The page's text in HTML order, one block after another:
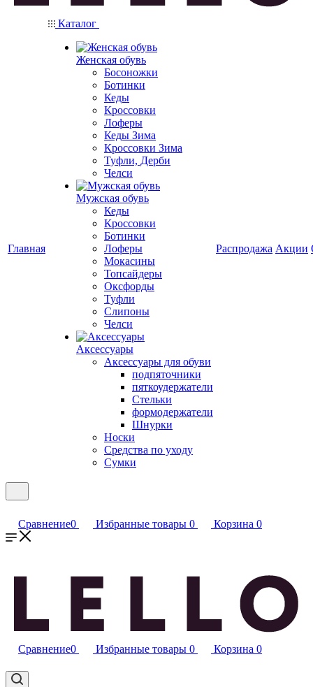
Главная
Каталог
Женская обувь
Босоножки
Ботинки
Кеды
Кроссовки
Лоферы
Кеды Зима
Кроссовки Зима
Туфли, Дерби
Челси
Мужская обувь
Кеды
Кроссовки
Ботинки
Лоферы
Мокасины
Топсайдеры
Оксфорды
Туфли
Слипоны
Челси
Аксессуары
Аксессуары для обуви
подпяточники
пяткоудержатели
Стельки
формодержатели
Шнурки
Носки
Средства по уходу
Сумки
Распродажа Акции
Сравнение0 Избранные товары 0 Корзина 0
Сравнение0 Избранные товары 0 Корзина 0